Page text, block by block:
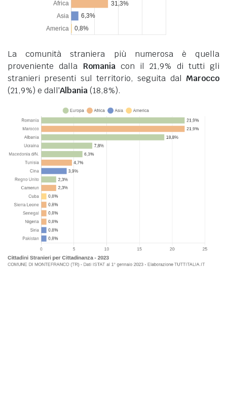
La comunità straniera più numerosa è quella
proveniente dalla Romaniacon il 21,9% di tutti gli
stranieri presenti sul territorio, seguita dal Marocco
(21,9%) e dall'Albania(18,8%).